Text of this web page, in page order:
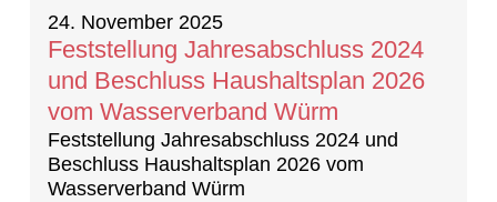
24. November 2025
Feststellung Jahresabschluss 2024
und Beschluss Haushaltsplan 2026
vom Wasserverband Würm
Feststellung Jahresabschluss 2024 und
Beschluss Haushaltsplan 2026 vom
Wasserverband Würm